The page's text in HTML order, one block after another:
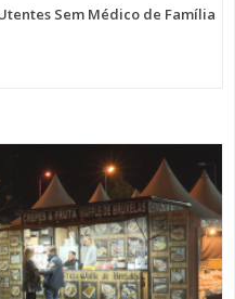
Sem Médico de Família